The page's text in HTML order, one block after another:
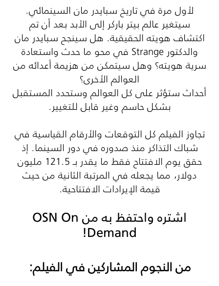
لأول مرة في تاريخ سبايدر مان السينمائي.
سيتغير عالم بيتر باركر إلى الأبد بعد أن تم
اكتشاف هويته الحقيقية. هل سينجح سبايدر مان
والدكتورStrange في محو ما حدث واستعادة
سرية هويته؟ وهل سيتمكن من هزيمة أعدائه من
العوالم الأخرى؟
أحداث ستؤثر على كل العوالم وستحدد المستقبل
بشكل حاسم وغير قابل للتغيير.
تجاوز الفيلم كل التوقعات والأرقام القياسية في
شباك التذاكر منذ صدوره في دور السينما. إذ
حقق يوم الافتتاح فقط ما يقدر بـ 121.5 مليون
دولار، مما يجعله في المرتبة الثانية من حيث
قيمة الإيرادات الافتتاحية.
اشتره واحتفظ به من OSN On
Demand!
من النجوم المشاركين في الفيلم: